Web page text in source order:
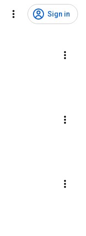
Sign in